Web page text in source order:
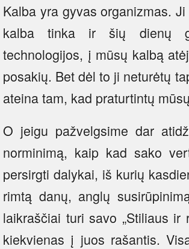
Kalba yra gyvas organizmas.
kalba tinka ir šių dienų
technologijos, į mūsų kalbą
posakių. Bet dėl to ji neturėtų
ateina tam, kad praturtintų
O jeigu pažvelgsime dar
norminimą, kaip kad sako
persirgti dalykai, iš kurių
rimtą danų, anglų
laikraščiai turi savo „Stiliaus
kiekvienas į juos rašantis.